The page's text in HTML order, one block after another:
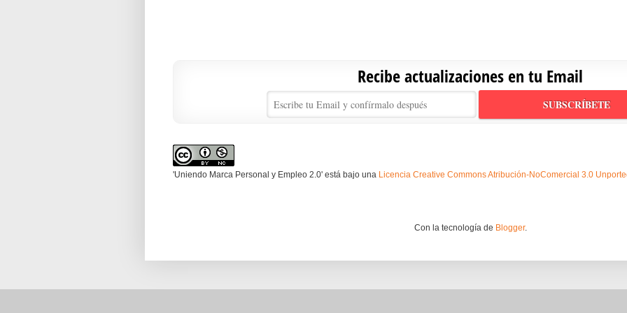
Recibe actualizaciones en tu Email
'Uniendo Marca Personal y Empleo 2.0' está bajo una Licencia Creative Commons Atribución-NoComercial 3.0
Con la tecnología de Blogger.